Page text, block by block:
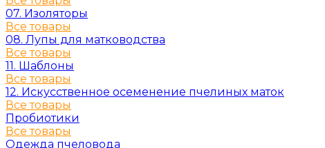
07. Изоляторы
Все товары
08. Лупы для матководства
Все товары
11. Шаблоны
Все товары
12. Искусственное осеменение пчелиных маток
Все товары
Пробиотики
Все товары
Одежда пчеловода